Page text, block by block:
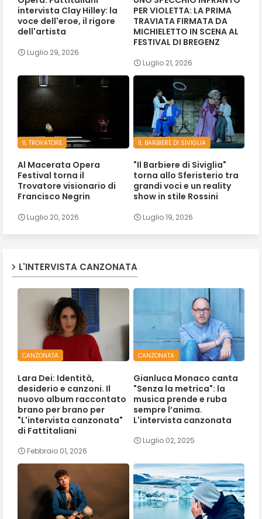
intervista Clay Hilley: la
voce dell'eroe, il rigore
dell'artista
Luglio 29, 2026
PER VIOLETTA: LA PRIMA
TRAVIATA FIRMATA DA
MICHIELETTO IN SCENA AL
FESTIVAL DI BREGENZ
Luglio 21, 2026
IL TROVATORE
Al Macerata Opera
Festival torna il
Trovatore visionario di
Francisco Negrin
Luglio 20, 2026
IL BARBIERE DI SIVIGLIA
"Il Barbiere di Siviglia"
torna allo Sferisterio tra
grandi voci e un reality
show in stile Rossini
Luglio 19, 2026
L'INTERVISTA CANZONATA
CANZONATA
Lara Dei: Identità,
desiderio e canzoni. Il
nuovo album raccontato
brano per brano per
"L'intervista canzonata"
di Fattitaliani
Febbraio 01, 2026
CANZONATA
Gianluca Monaco canta
"Senza la metrica": la
musica prende e ruba
sempre l’anima.
L'intervista canzonata
Luglio 02, 2025